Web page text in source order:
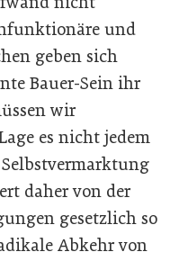
und
geben sich
Bauer-Sein ihr
wir
es nicht jedem
daher von der
gesetzlich so
Abkehr von